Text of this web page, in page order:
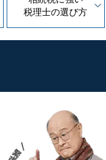
税理士の選び方